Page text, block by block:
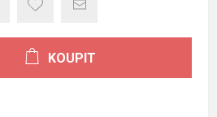
KOUPIT